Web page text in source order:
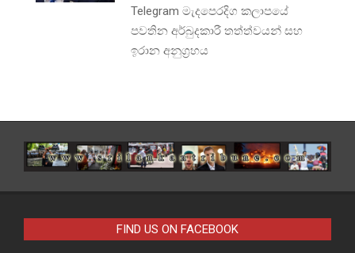
Telegram මැදපෙරදිග කලාපයේ
පවතින අර්බුදකාරී තත්ත්වයන් සහ
ඉරාන අනුග්‍රහය
FIND US ON FACEBOOK